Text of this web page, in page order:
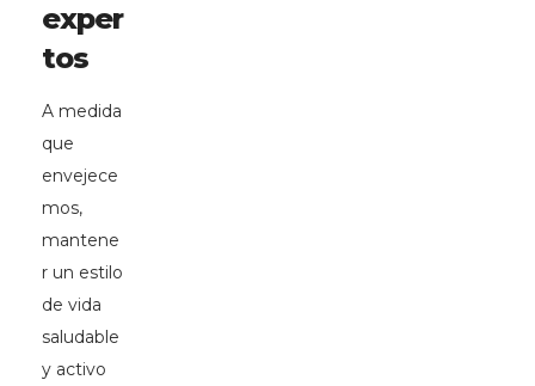
exper
tos
A medida
que
envejece
mos,
mantene
r un estilo
de vida
saludable
y activo